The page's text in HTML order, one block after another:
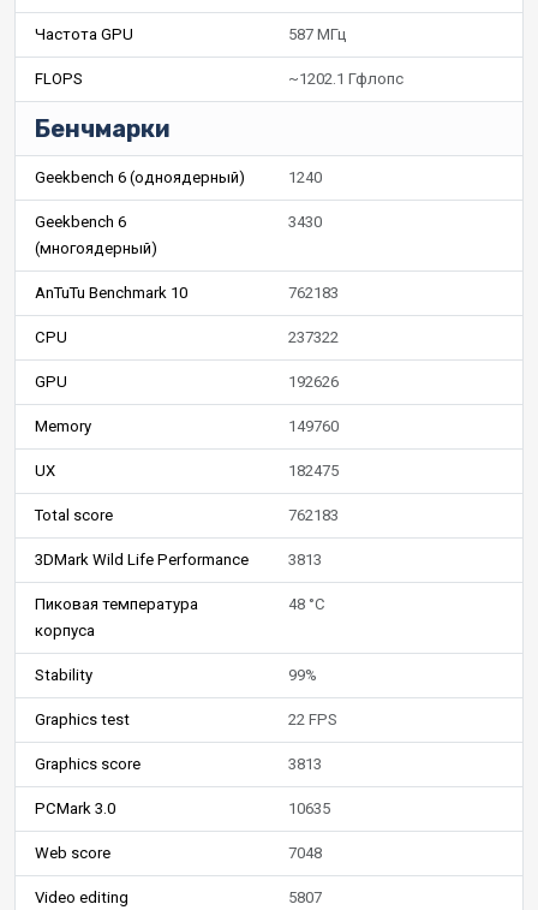
Частота GPU 587 МГц
FLOPS ~1202.1 Гфлопс
Бенчмарки
Geekbench 6 (одноядерный) 1240
Geekbench 6
(многоядерный)
3430
AnTuTu Benchmark 10 762183
CPU 237322
GPU 192626
Memory 149760
UX 182475
Total score 762183
3DMark Wild Life Performance 3813
Пиковая температура
корпуса
48 °C
Stability 99%
Graphics test 22 FPS
Graphics score 3813
PCMark 3.0 10635
Web score 7048
Video editing 5807